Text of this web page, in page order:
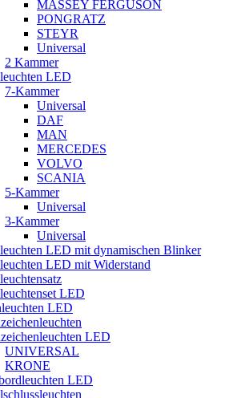
MASSEY FERGUSON
PONGRATZ
STEYR
Universal
2 Kammer
LED
7-Kammer
Universal
DAF
MAN
MERCEDES
VOLVO
SCANIA
5-Kammer
Universal
3-Kammer
Universal
LED mit dynamischen Blinker
LED mit Widerstand
LED
LED
LED
UNIVERSAL
KRONE
LED